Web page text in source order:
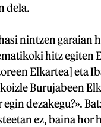
dela.
nintzen garaian
hitz egiten
Elkartea] eta
Burujabeen
dezakegu?».
ez, baina hor